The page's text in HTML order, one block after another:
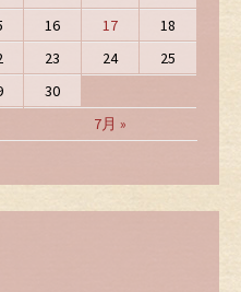
7月 »
16 17
18
23 24
25
30